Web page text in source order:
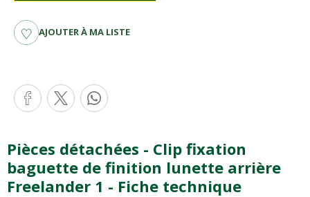
AJOUTER À MA LISTE
Pièces détachées - Clip fixation
baguette de finition lunette arrière
Freelander 1 - Fiche technique